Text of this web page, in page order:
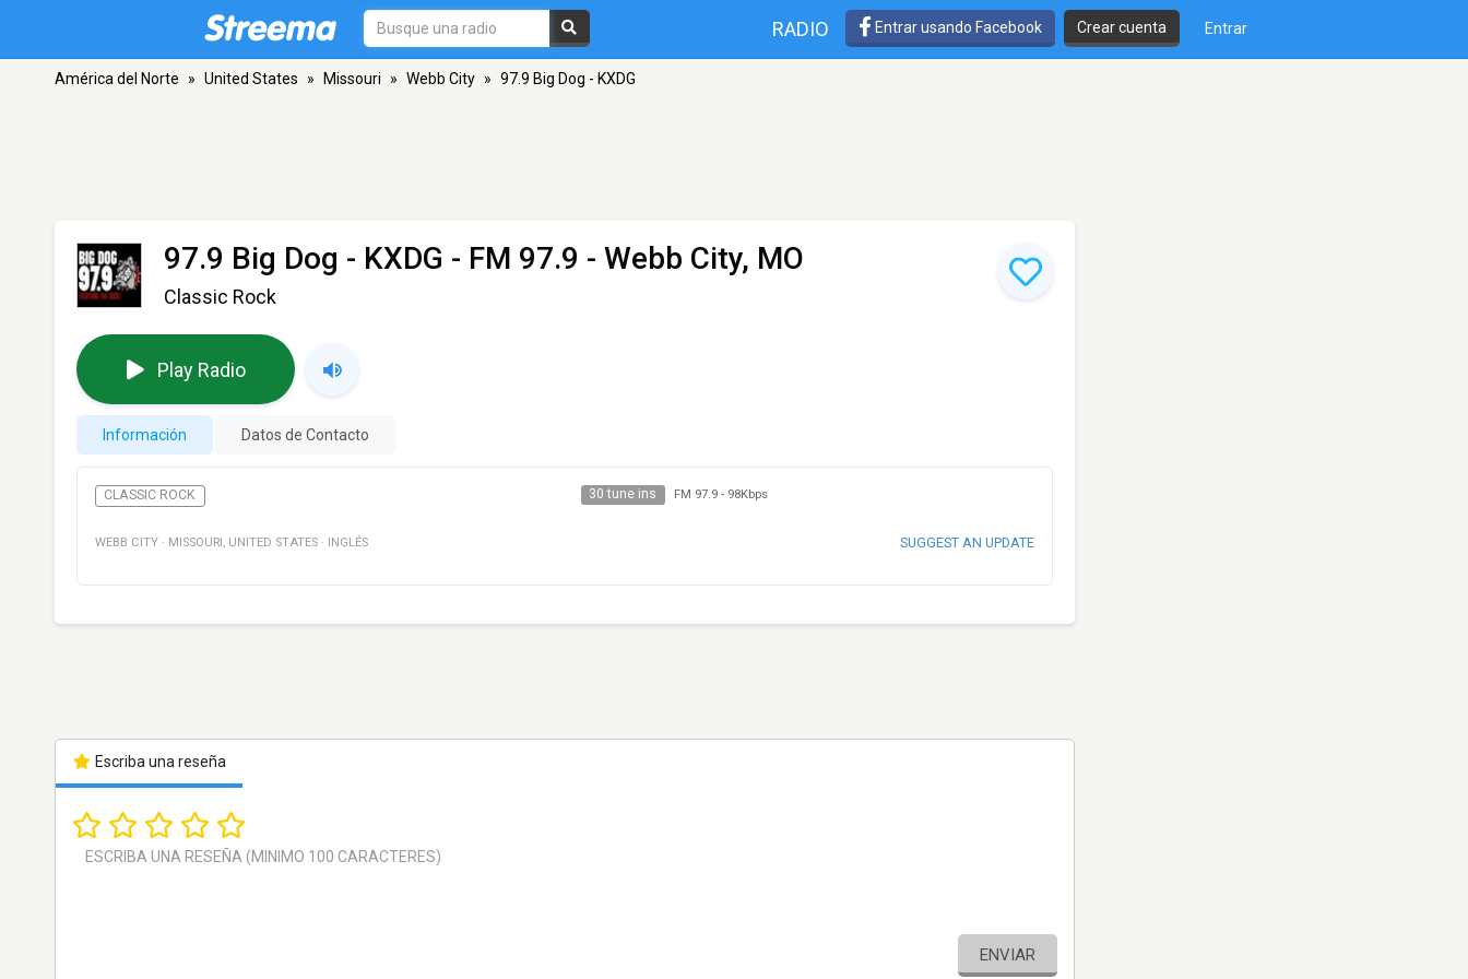
RADIO Entrar usando Facebook Crear cuenta Entrar
América del Norte » United States » Missouri » Webb City » 97.9 Big Dog - KXDG
97.9 Big Dog - KXDG - FM 97.9 - Webb City, MO
Classic Rock
Play Radio
Información Datos de Contacto
CLASSIC ROCK 30 tune ins FM 97.9- 98Kbps
WEBB CITY · MISSOURI , UNITED STATES · INGLÉS SUGGEST AN UPDATE
Escriba una reseña
ENVIAR